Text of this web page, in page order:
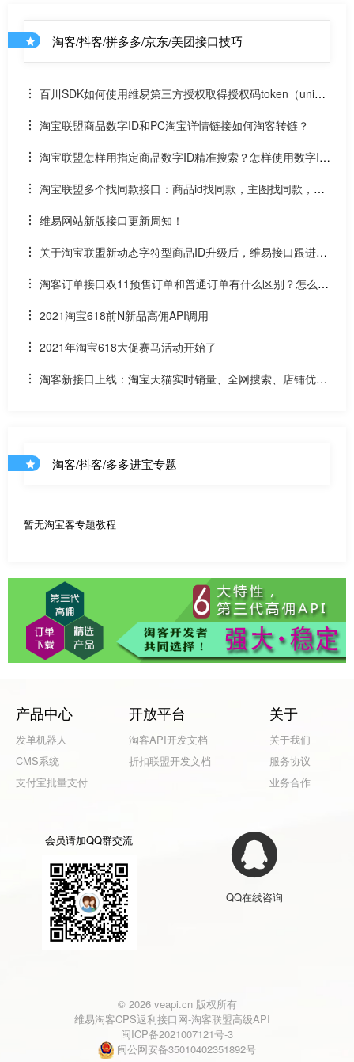
淘客/抖客/拼多多/京东/美团接口技巧
百川SDK如何使用维易第三方授权取得授权码token（uniap
p）淘宝联盟商品数字ID和PC淘宝详情链接如何淘客转链？
淘宝联盟怎样用指定商品数字ID精准搜索？怎样使用数字ID
和场景ID2转链？
淘宝联盟多个找同款接口：商品id找同款，主图找同款，SK
U找同款
维易网站新版接口更新周知！
关于淘宝联盟新动态字符型商品ID升级后，维易接口跟进情
况和API调用说明
淘客订单接口双11预售订单和普通订单有什么区别？怎么区
分是淘客双11预售订单是否已付尾款？预售中支付了定金的宝
贝该如何计算佣金
2021淘宝618前N新品高佣API调用
2021年淘宝618大促赛马活动开始了
淘客新接口上线：淘宝天猫实时销量、全网搜索、店铺优惠
淘客/抖客/多多进宝专题
暂无淘宝客专题教程
产品中心
发单机器人
CMS系统
支付宝批量支付
开放平台
淘客API开发文档
折扣联盟开发文档
关于
关于我们
服务协议
业务合作
会员请加QQ群交流
QQ在线咨询
© 2026 veapi.cn 版权所有
维易淘客CPS返利接口网-淘客联盟高级API
闽ICP备2021007121号-3
闽公网安备35010402351892号